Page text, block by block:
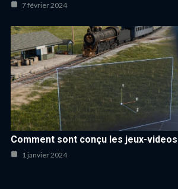
7 février 2024
Comment sont conçu les jeux-videos
1 janvier 2024